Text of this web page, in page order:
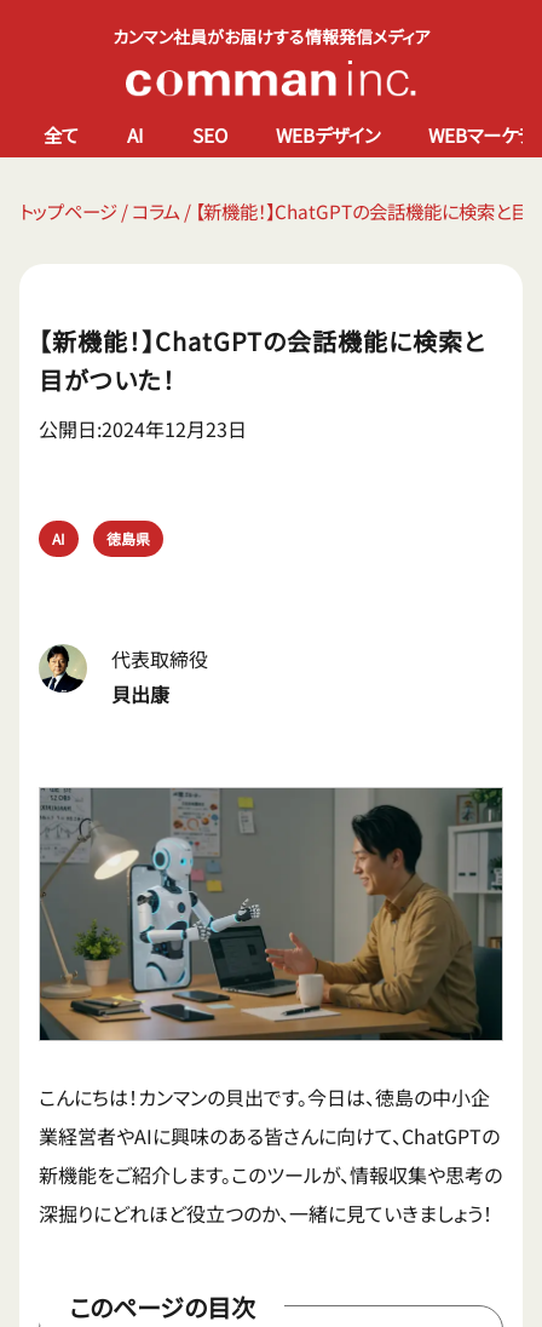
カンマン社員がお届けする情報発信メディア
全て AI SEO WEBデザイン WEBマーケテ
トップページ/コラム / 【新機能！】ChatGPTの会話機能に検索と目
【新機能！】ChatGPTの会話機能に検索と
目がついた！
公開日:2024年12月23日
AI 徳島県
代表取締役
貝出康
こんにちは！カンマンの貝出です。今日は、徳島の中小企
業経営者やAIに興味のある皆さんに向けて、ChatGPTの
新機能をご紹介します。このツールが、情報収集や思考の
深掘りにどれほど役立つのか、一緒に見ていきましょう！
このページの目次